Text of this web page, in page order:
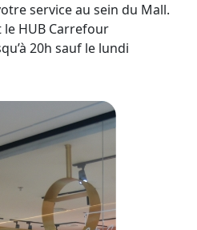
service au sein du Mall.
le HUB Carrefour
20h sauf le lundi